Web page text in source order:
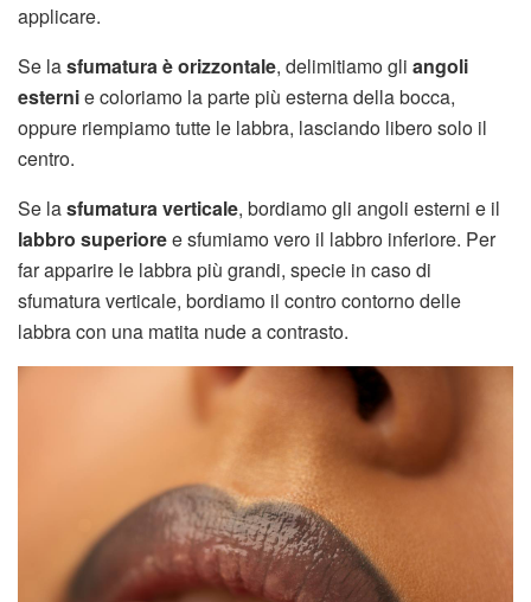
applicare.
Se lasfumatura è orizzontale, delimitiamo gli angoli
esternie coloriamo la parte più esterna della bocca,
oppure riempiamo tutte le labbra, lasciando libero solo il
centro.
Se lasfumatura verticale, bordiamo gli angoli esterni e il
labbro superioree sfumiamo vero il labbro inferiore. Per
far apparire le labbra più grandi, specie in caso di
sfumatura verticale, bordiamo il contro contorno delle
labbra con una matita nude a contrasto.